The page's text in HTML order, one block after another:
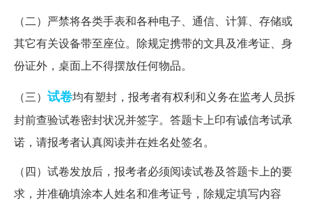
（二）严禁将各类手表和各种电子、通信、计算、存储或
其它有关设备带至座位。除规定携带的文具及准考证、身
份证外，桌面上不得摆放任何物品。
（三） 试卷均有塑封，报考者有权利和义务在监考人员拆
封前查验试卷密封状况并签字。答题卡上印有诚信考试承
诺，请报考者认真阅读并在姓名处签名。
（四）试卷发放后，报考者必须阅读试卷及答题卡上的要
求，并准确填涂本人姓名和准考证号，除规定填写内容